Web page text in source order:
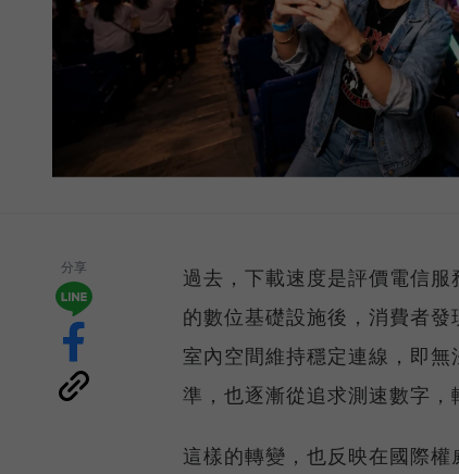
分享
過去，下載速度是評價電信
的數位基礎設施後，消費者
室內空間維持穩定連線，即
準，也逐漸從追求測速數字，
這樣的轉變，也反映在國際